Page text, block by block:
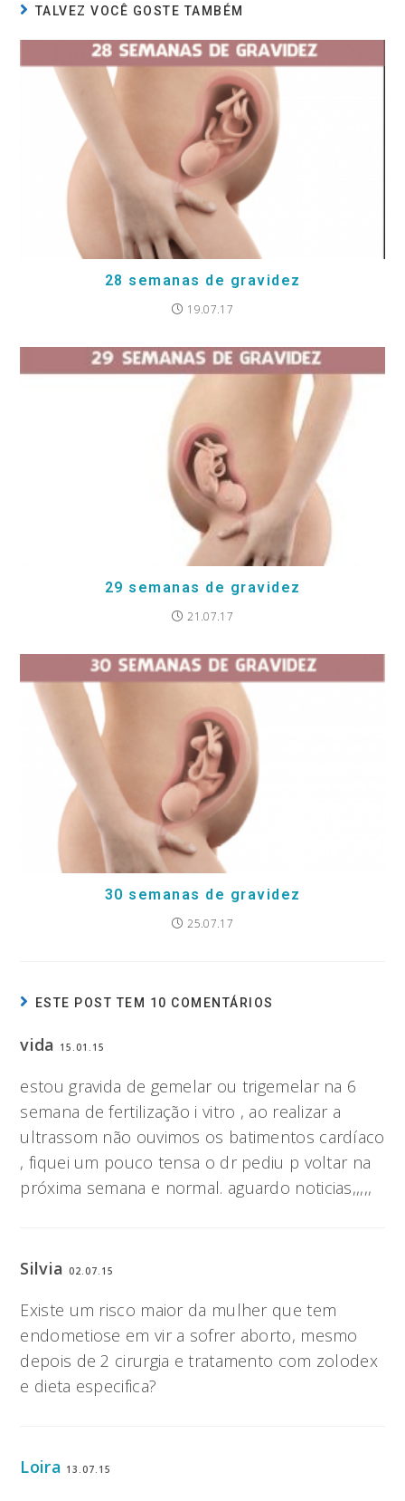
TALVEZ VOCÊ GOSTE TAMBÉM
28 semanas de gravidez
19.07.17
29 semanas de gravidez
21.07.17
30 semanas de gravidez
25.07.17
ESTE POST TEM 10 COMENTÁRIOS
vida 15.01.15
estou gravida de gemelar ou trigemelar na 6
semana de fertilização i vitro , ao realizar a
ultrassom não ouvimos os batimentos cardíaco
, fiquei um pouco tensa o dr pediu p voltar na
próxima semana e normal. aguardo noticias,,,,,
Silvia 02.07.15
Existe um risco maior da mulher que tem
endometiose em vir a sofrer aborto, mesmo
depois de 2 cirurgia e tratamento com zolodex
e dieta especifica?
Loira 13.07.15